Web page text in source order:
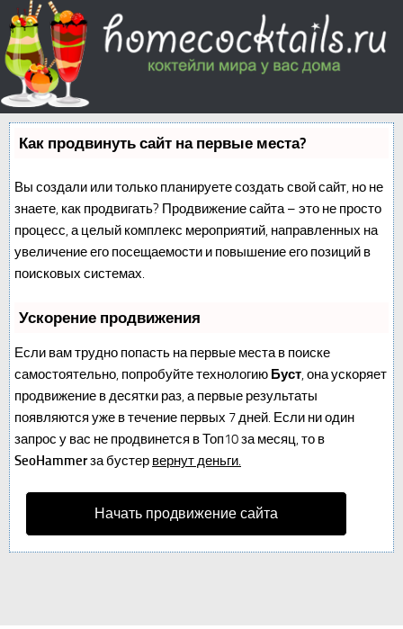
Как продвинуть сайт на первые места?
Вы создали или только планируете создать свой сайт, но не
знаете, как продвигать? Продвижение сайта – это не просто
процесс, а целый комплекс мероприятий, направленных на
увеличение его посещаемости и повышение его позиций в
поисковых системах.
Ускорение продвижения
Если вам трудно попасть на первые места в поиске
самостоятельно, попробуйте технологию Буст, она ускоряет
продвижение в десятки раз, а первые результаты
появляются уже в течение первых 7 дней. Если ни один
запрос у вас не продвинется в Топ10 за месяц, то в
SeoHammerза бустер вернут деньги.
Начать продвижение сайта